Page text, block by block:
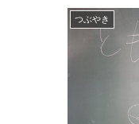
つぶやき